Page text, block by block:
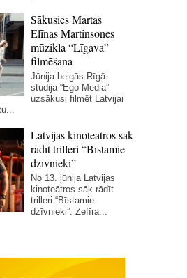
Sākusies Martas
Elīnas Martinsones
mūzikla “Līgava”
filmēšana
Jūnija beigās Rīgā
studija “Ego Media”
uzsākusi filmēt Latvijai
Latvijas kinoteātros sāk
rādīt trilleri “Bīstamie
dzīvnieki”
No 13. jūnija Latvijas
kinoteātros sāk rādīt
trilleri “Bīstamie
dzīvnieki”. Zefīra...